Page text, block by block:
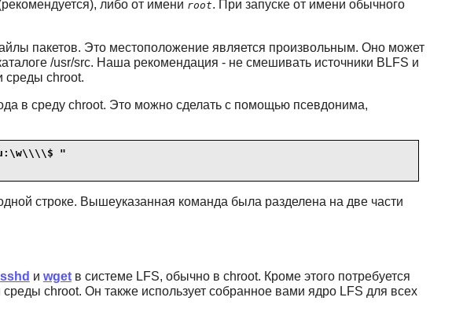
либо от имени root. При запуске от имени обычного
пакетов. Это местоположение является произвольным. Оно может
/usr/src. Наша рекомендация - не смешивать источники BLFS и
среды chroot.
в среду chroot. Это можно сделать с помощью псевдонима,
"
строке. Вышеуказанная команда была разделена на две части
sshd и wgetв системе LFS, обычно в chroot. Кроме этого потребуется
chroot. Он также использует собранное вами ядро LFS для всех